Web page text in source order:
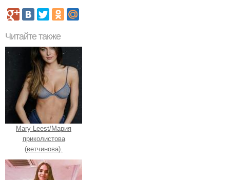
Читайте также
Mary Leest/Мария
приколистова
(ветчинова).